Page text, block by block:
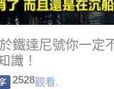
鐵達尼號你一定
識！
2528觀看.